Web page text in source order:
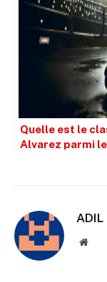
Quelle est le
Alvarez parmi
ADIL
Site